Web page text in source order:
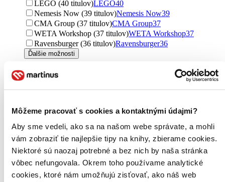
Môžeme pracovať s cookies a kontaktnými údajmi?
Aby sme vedeli, ako sa na našom webe správate, a mohli
vám zobraziť tie najlepšie tipy na knihy, zbierame cookies.
Niektoré sú naozaj potrebné a bez nich by naša stránka
vôbec nefungovala. Okrem toho používame analytické
cookies, ktoré nám umožňujú zisťovať, ako náš web
LEGO (40 titulov)LEGO40
Nemesis Now (39 titulov)Nemesis Now39
CMA Group (37 titulov)CMA Group37
WETA Workshop (37 titulov)WETA Workshop37
Ravensburger (36 titulov)Ravensburger36
Ďalšie možnosti
Väzba
416
pevná väzba (148 titulov)pevná väzba148
prebalom16
šitá väzba (1 titul)
šitá väzba
Formát
Bluray (1577 titulov)Bluray1577
UltraHDBluray (350 titulov) UltraHDBluray350
Bluray3D (37 titulov)Bluray3D